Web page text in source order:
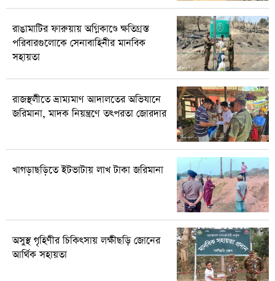
রাঙামাটির ফারুয়ায় অগ্নিকাণ্ডে ক্ষতিগ্রস্ত
পরিবারগুলোকে সেনাবাহিনীর মানবিক
সহায়তা
রাজস্থলীতে ভ্রাম্যমাণ আদালতের অভিযানে
জরিমানা, মাদক নিয়ন্ত্রণে তৎপরতা জোরদার
খাগড়াছড়িতে ইটভাটায় লাখ টাকা জরিমানা
অসুস্থ গৃহিণীর চিকিৎসায় লক্ষীছড়ি জোনের
আর্থিক সহায়তা